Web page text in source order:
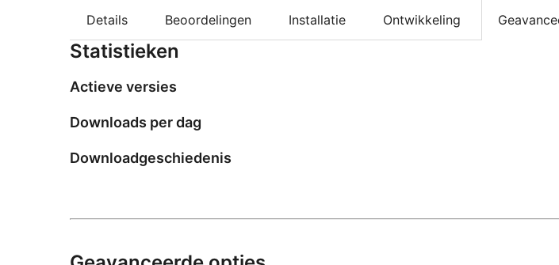
Details Beoordelingen Installatie Ontwikkeling
Statistieken
Actieve versies
Downloads per dag
Downloadgeschiedenis